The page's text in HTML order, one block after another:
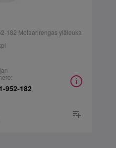
182 Molaarirengas yläleuka
952-182